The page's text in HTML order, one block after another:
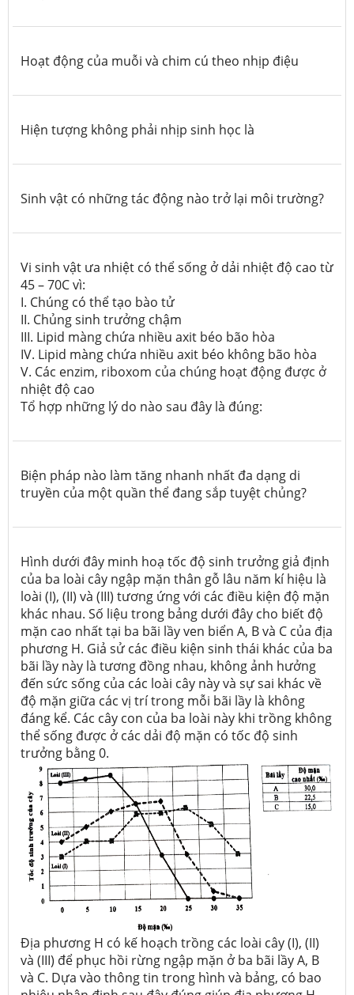
Hoạt động của muỗi và chim cú theo nhịp điệu
Hiện tượng không phải nhịp sinh học là
Sinh vật có những tác động nào trở lại môi trường?
Vi sinh vật ưa nhiệt có thể sống ở dải nhiệt độ cao từ
45 – 70C vì:
I. Chúng có thể tạo bào tử
II. Chủng sinh trưởng chậm
III. Lipid màng chứa nhiều axit béo bão hòa
IV. Lipid màng chứa nhiều axit béo không bão hòa
V. Các enzim, riboxom của chúng hoạt động được ở
nhiệt độ cao
Tổ hợp những lý do nào sau đây là đúng:
Biện pháp nào làm tăng nhanh nhất đa dạng di
truyền của một quần thể đang sắp tuyệt chủng?
Hình dưới đây minh hoạ tốc độ sinh trưởng giả định
của ba loài cây ngập mặn thân gỗ lâu năm kí hiệu là
loài (I), (II) và (III) tương ứng với các điều kiện độ mặn
khác nhau. Số liệu trong bảng dưới đây cho biết độ
mặn cao nhất tại ba bãi lầy ven biển A, B và C của địa
phương H. Giả sử các điều kiện sinh thái khác của ba
bãi lầy này là tương đồng nhau, không ảnh hưởng
đến sức sống của các loài cây này và sự sai khác về
độ mặn giữa các vị trí trong mỗi bãi lầy là không
đáng kể. Các cây con của ba loài này khi trồng không
thể sống được ở các dải độ mặn có tốc độ sinh
trưởng bằng 0.
Địa phương H có kế hoạch trồng các loài cây (I), (II)
và (III) để phục hồi rừng ngập mặn ở ba bãi lầy A, B
và C. Dựa vào thông tin trong hình và bảng, có bao